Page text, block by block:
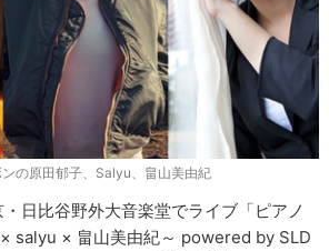
の原田郁子、Salyu、畠山美由紀
日比谷野外大音楽堂でライブ「ピアノ
salyu × 畠山美由紀～ powered by SLD